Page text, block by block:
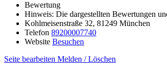
Bewertung
Hinweis: Die dargestellten Bewertungen
Kohlmeisenstraße 32, 81249 München
Telefon 89200007740
Website Besuchen
Seite bearbeiten Melden / Löschen